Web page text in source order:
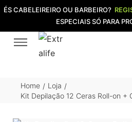
ÉS CABELEIREIRO OU BARBEIRO?
ESPECIAIS SÓ PARA
Home / Loja /
Kit Depilação 12 Ceras Roll-on +